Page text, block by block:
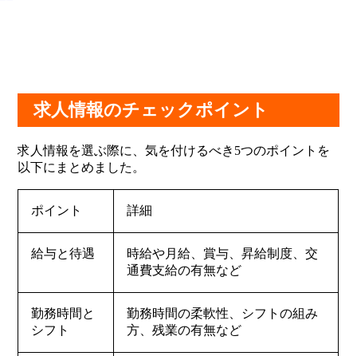
求人情報のチェックポイント
求人情報を選ぶ際に、気を付けるべき5つのポイントを
以下にまとめました。
ポイント 詳細
給与と待遇
時給や月給、賞与、昇給制度、交
通費支給の有無など
勤務時間と
シフト
勤務時間の柔軟性、シフトの組み
方、残業の有無など